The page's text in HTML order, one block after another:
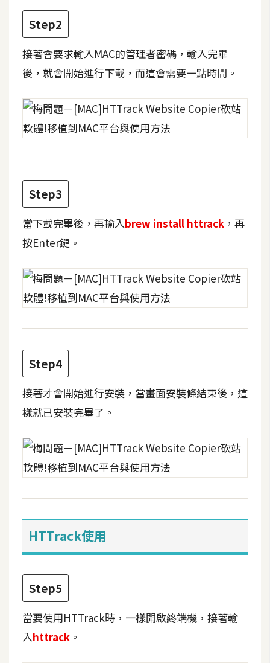
材
操
控
源
免
費
圖
免
費
字
型
網
站
W
o
d
P
r
s
安
設
定
外
掛
實
作
電
Step2
接著會要求輸入MAC的管理者密碼，輸入完畢
後，就會開始進行下載，而這會需要一點時間。
Step3
當下載完畢後，再輸入brew install httrack ，再
按Enter鍵。
Step4
接著才會開始進行安裝，當畫面安裝條結束後，這
樣就已安裝完畢了。
HTTrack使用
Step5
當要使用HTTrack時，一樣開啟終端機，接著輸
入httrack 。